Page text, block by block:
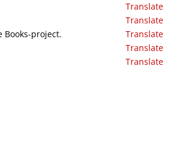
Translate
Translate
Books-project.
Translate
Translate
Translate